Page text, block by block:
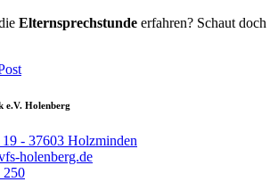
Elternsprechstunde erfahren? Schaut doch
e.V. Holenberg
- 37603 Holzminden
holenberg.de
250